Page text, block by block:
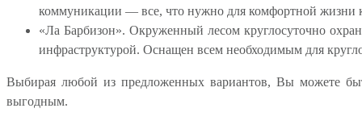
коммуникации — все, что нужно для комфортной жизни
«Ла Барбизон». Окруженный лесом круглосуточно
инфраструктурой. Оснащен всем необходимым для
Выбирая любой из предложенных вариантов, Вы можете
выгодным.